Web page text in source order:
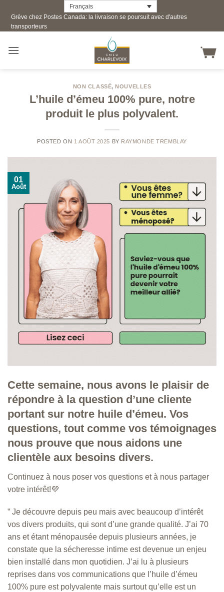
content
Français
Grève chez Postes Canada: la livraison se poursuit avec d'autres
transporteurs
NON CLASSÉ,NOUVELLES
L’huile d’émeu 100% pure, notre
produit le plus polyvalent.
POSTED ON 1 AOÛT 2025 BY RAYMONDE TREMBLAY
01
Août
Cette semaine, nous avons le plaisir de
répondre à la question d’une cliente
portant sur notre huile d’émeu. Vos
questions, tout comme vos témoignages
nous prouve que nous aidons une
clientèle aux besoins divers.
Continuez à nous poser vos questions et à nous partager
votre intérêt!💜
” Je découvre depuis peu mais avec beaucoup d’intérêt
vos divers produits, qui sont d’une grande qualité. J’ai 70
ans et étant ménopausée depuis plusieurs années, je
constate que la sécheresse intime est devenue un enjeu
bien installé dans mon quotidien. J’ai lu à plusieurs
reprises dans vos communications que l’huile d’émeu
100% pure est polyvalente mais surtout qu’elle est un